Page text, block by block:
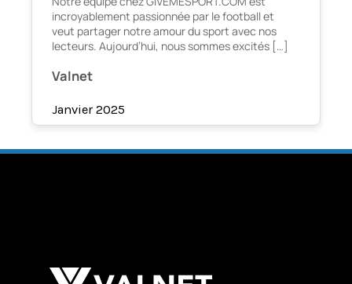
incroyablement passionnée par le football et
veut partager notre amour du sport avec nos
lecteurs. Aujourd’hui, nous sommes excités […]
Valnet
Janvier 2025